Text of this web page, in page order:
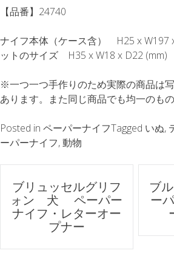
【品番】24740
ナイフ本体（ケース含） H25 x
ットのサイズ H35 x W18 x D22 (mm)
※一つ一つ手作りのため実際の商品は
あります。また同じ商品でも均一のも
Posted in ペーパーナイフTagged いぬ,
ーパーナイフ,動物
ポ
ス
ブリュッセルグリフ
ォン 犬 ペーパー
ナイフ・レターオー
プナー
ブ
ー